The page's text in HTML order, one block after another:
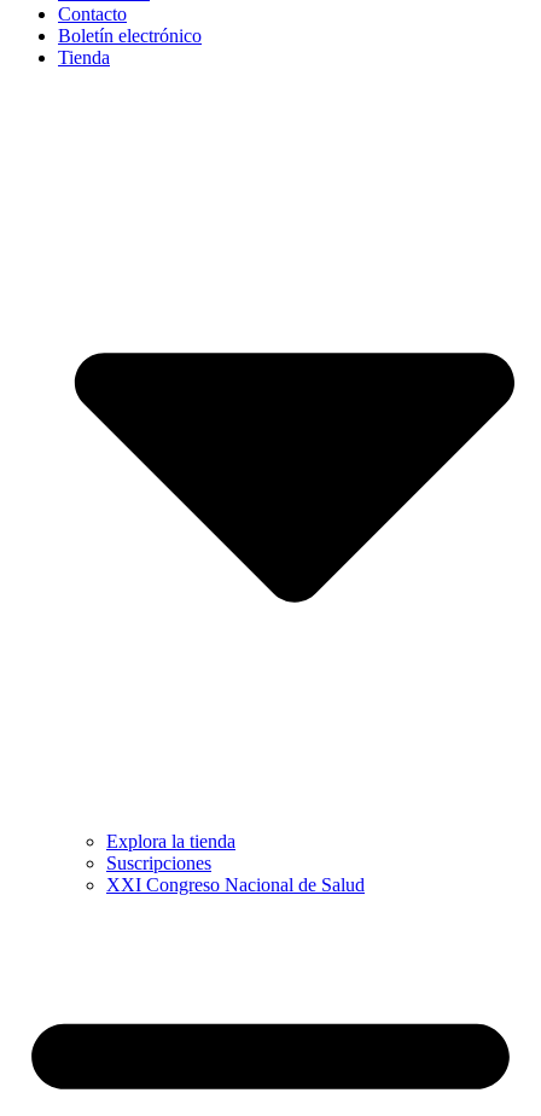
Contacto
Boletín electrónico
Tienda
Explora la tienda
Suscripciones
XXI Congreso Nacional de Salud